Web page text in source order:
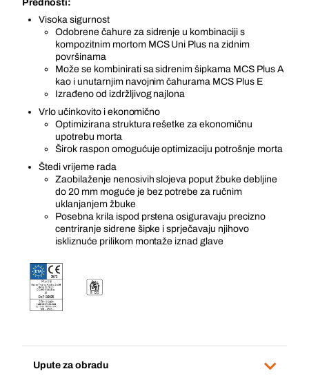
Prednosti:
Visoka sigurnost
Odobrene čahure za sidrenje u kombinaciji s
kompozitnim mortom MCS Uni Plus na zidnim
površinama
Može se kombinirati sa sidrenim šipkama MCS Plus A
kao i unutarnjim navojnim čahurama MCS Plus E
Izrađeno od izdržljivog najlona
Vrlo učinkovito i ekonomično
Optimizirana struktura rešetke za ekonomičnu
upotrebu morta
Širok raspon omogućuje optimizaciju potrošnje morta
Štedi vrijeme rada
Zaobilaženje nenosivih slojeva poput žbuke debljine
do 20 mm moguće je bez potrebe za ručnim
uklanjanjem žbuke
Posebna krila ispod prstena osiguravaju precizno
centriranje sidrene šipke i sprječavaju njihovo
iskliznuće prilikom montaže iznad glave
Upute za obradu